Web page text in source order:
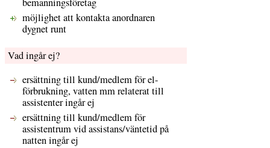
möjlighet att kontakta anordnaren
dygnet runt
Vad ingår ej?
ersättning till kund/medlem för el-
förbrukning, vatten mm relaterat till
assistenter ingår ej
ersättning till kund/medlem för
assistentrum vid assistans/väntetid på
natten ingår ej